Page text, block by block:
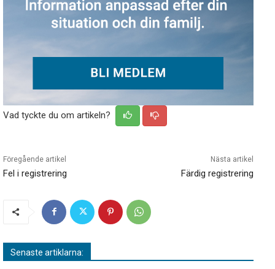
Vad tyckte du om artikeln?
Föregående artikel
Fel i registrering
Nästa artikel
Färdig registrering
Senaste artiklarna: